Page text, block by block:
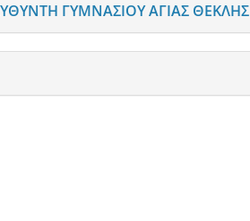
ΓΥΜΝΑΣΙΟΥ ΑΓΙΑΣ ΘΕΚΛΗΣ